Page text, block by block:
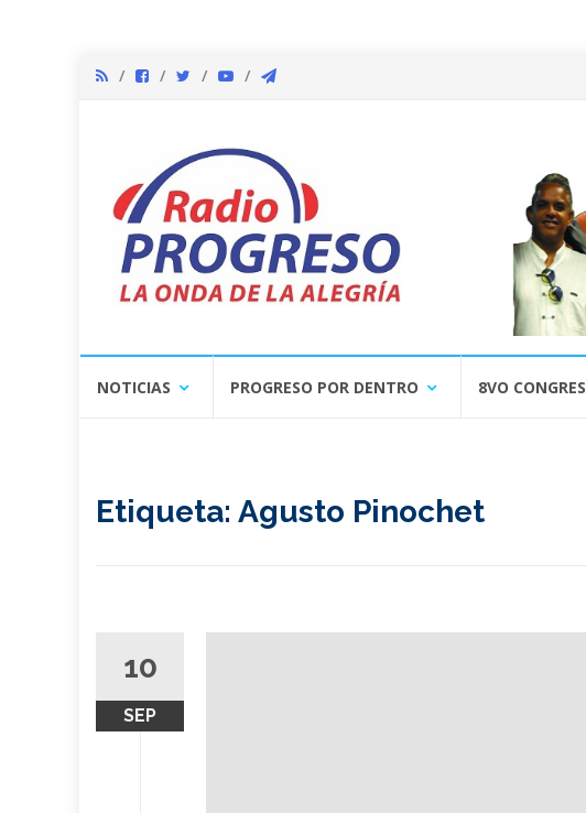
NOTICIAS PROGRESO POR DENTRO 8VO
Etiqueta: Agusto Pinochet
10
SEP